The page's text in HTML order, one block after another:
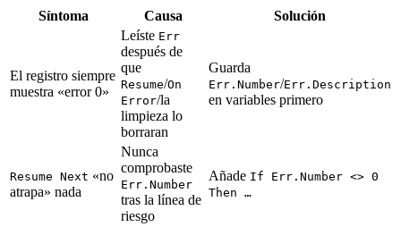
Síntoma Causa Solución
El registro siempre
muestra «error 0»
Leíste Err
después de
que
Resume/On
Error/la
limpieza lo
borraran
Guarda
Err.Number/Err.Description
en variables primero
Resume Next «no
atrapa» nada
Nunca
comprobaste
Err.Number
tras la línea de
riesgo
Añade If Err.Number <> 0
Then …